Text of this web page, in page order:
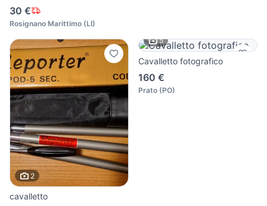
30 €
Rosignano Marittimo (LI)
2
cavalletto
5
Cavalletto fotografico
160 €
Prato (PO)